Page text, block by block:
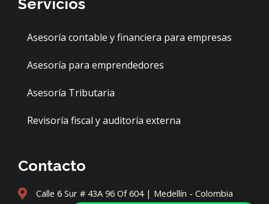
o r
m
Servicios
Asesoría contable y financiera para empresas
Asesoría para emprendedores
Asesoría Tributaria
Revisoría fiscal y auditoría externa
Contacto
Calle 6 Sur # 43A 96 Of 604 | Medellín - Colombia